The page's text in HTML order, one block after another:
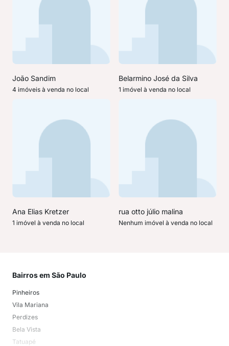
João Sandim
4 imóveis à venda no local
Belarmino José da Silva
1 imóvel à venda no local
Ana Elias Kretzer
1 imóvel à venda no local
rua otto júlio malina
Nenhum imóvel à venda no local
Bairros em São Paulo
Pinheiros
Vila Mariana
Perdizes
Bela Vista
Tatuapé